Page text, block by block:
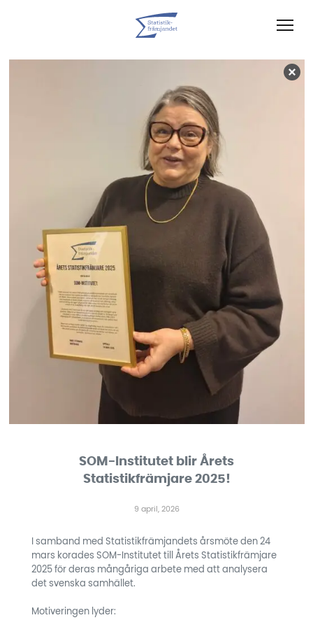
SOM-Institutet blir Årets
Statistikfrämjare 2025!
9 april, 2026
I samband med Statistikfrämjandets årsmöte den 24
mars korades SOM-Institutet till Årets Statistikfrämjare
2025 för deras mångåriga arbete med att analysera
det svenska samhället.
Motiveringen lyder: